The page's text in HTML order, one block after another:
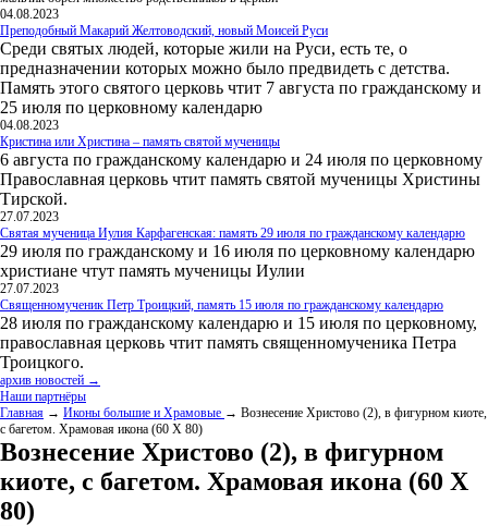
04.08.2023
Преподобный Макарий Желтоводский, новый Моисей Руси
Среди святых людей, которые жили на Руси, есть те, о
предназначении которых можно было предвидеть с детства.
Память этого святого церковь чтит 7 августа по гражданскому и
25 июля по церковному календарю
04.08.2023
Кристина или Христина – память святой мученицы
6 августа по гражданскому календарю и 24 июля по церковному
Православная церковь чтит память святой мученицы Христины
Тирской.
27.07.2023
Святая мученица Иулия Карфагенская: память 29 июля по гражданскому календарю
29 июля по гражданскому и 16 июля по церковному календарю
христиане чтут память мученицы Иулии
27.07.2023
Священномученик Петр Троицкий, память 15 июля по гражданскому календарю
28 июля по гражданскому календарю и 15 июля по церковному,
православная церковь чтит память священномученика Петра
Троицкого.
архив новостей →
Наши партнёры
Главная → Иконы большие и Храмовые → Вознесение Христово (2), в фигурном киоте,
с багетом. Храмовая икона (60 Х 80)
Вознесение Христово (2), в фигурном
киоте, с багетом. Храмовая икона (60 Х
80)